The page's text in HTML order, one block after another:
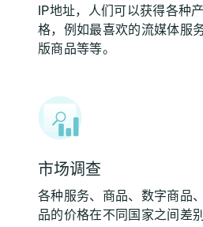
IP地址，人们可以获得各种
格，例如最喜欢的流媒体服
版商品等等。
市场调查
各种服务、商品、数字商品
品的价格在不同国家之间差